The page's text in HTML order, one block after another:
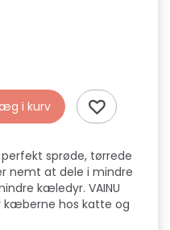
i kurv
perfekt sprøde, tørrede
nemt at dele i mindre
kæledyr. VAINU
kæberne hos katte og